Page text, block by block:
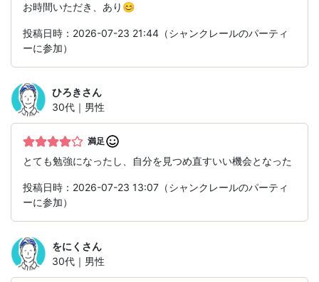
お時間いただき、あり😊
投稿日時：2026-07-23 21:44（シャンクレールのパーティ
ーに参加）
ひろきさん
30代｜男性
満足
とても勉強になったし、自分を見つめ直すいい機会となった
投稿日時：2026-07-23 13:07（シャンクレールのパーティ
ーに参加）
をにく さん
30代｜男性